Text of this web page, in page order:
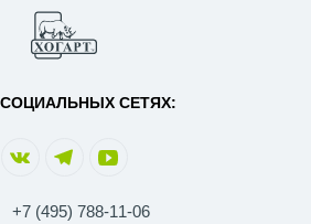
СЕТЯХ:
+7 (495) 788-11-06